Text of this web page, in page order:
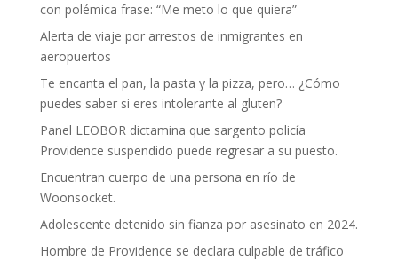
con polémica frase: “Me meto lo que quiera”
Alerta de viaje por arrestos de inmigrantes en
aeropuertos
Te encanta el pan, la pasta y la pizza, pero… ¿Cómo
puedes saber si eres intolerante al gluten?
Panel LEOBOR dictamina que sargento policía
Providence suspendido puede regresar a su puesto.
Encuentran cuerpo de una persona en río de
Woonsocket.
Adolescente detenido sin fianza por asesinato en 2024.
Hombre de Providence se declara culpable de tráfico